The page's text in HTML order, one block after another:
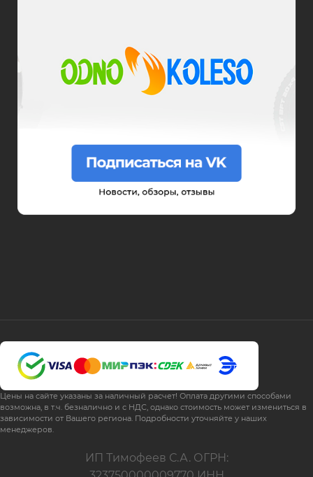
ИП Тимофеев С.А. ОГРН:
Цены на сайте указаны за наличный расчет! Оплата другими способами
возможна, в т.ч. безналично и с НДС, однако стоимость может измениться в
зависимости от Вашего региона. Подробности уточняйте у наших
менеджеров.